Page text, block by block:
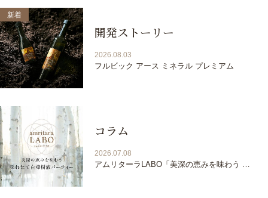
開発ストーリー
2026.08.03
フルビック アース ミネラル プレミアム
コラム
2026.07.08
アムリターラLABO「美深の恵みを味わう 採